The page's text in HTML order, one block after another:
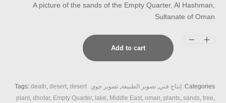
A picture of the sands of the Empty Quarter, Al Hashman,
Sultanate of Oman
Empty
quantity
Add to cart
Categories: إنتاج فني, تصوير الطبيعة, تصوير جوي Tags: death, desert, desert
plant, dhofar, Empty Quarter, lake, Middle East, oman, plants, sands, tree,